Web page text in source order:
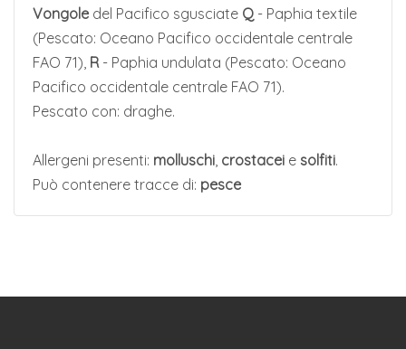
Vongole del Pacifico sgusciate Q - Paphia textile
(Pescato: Oceano Pacifico occidentale centrale
FAO 71), R - Paphia undulata (Pescato: Oceano
Pacifico occidentale centrale FAO 71).
Pescato con: draghe.
Allergeni presenti: molluschi crostacei e solfiti.
Può contenere tracce di: pesce